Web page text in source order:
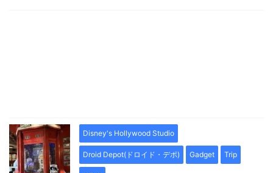
Disney's Hollywood Studio
Droid Depot(ドロイド・デポ) Gadget Trip